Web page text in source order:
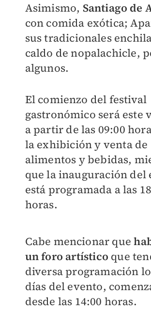
Asimismo, Santiago de
con comida exótica;
sus tradicionales enchi
caldo de nopalachicle,
algunos.
El comienzo del festival
gastronómico será este
a partir de las 09:00
la exhibición y venta de
alimentos y bebidas,
que la inauguración del
está programada a las
horas.
Cabe mencionar que
unforo artístico que
diversa programación
días del evento,
desde las 14:00 horas.